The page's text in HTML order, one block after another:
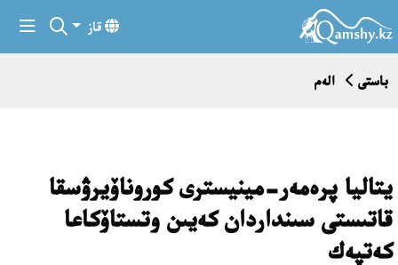
قاز
باستى الەم
يتاليا پرەمەر-مينيسترى كوروناۆيرۋسقا
قاتىستى سىنداردان كەيىن وتستاۆكاعا
كەتپەك